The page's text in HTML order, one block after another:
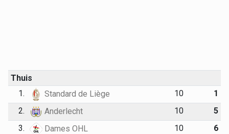
Thuis
1.
Standard de Liège 10
1
2.
Anderlecht 10
5
3.
Dames OHL 10
6